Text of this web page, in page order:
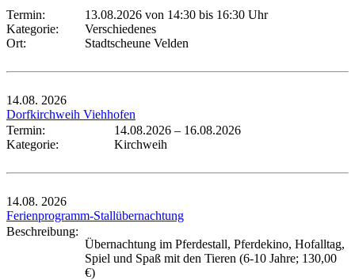
Termin: 13.08.2026 von 14:30 bis 16:30 Uhr
Kategorie:
Verschiedenes
Ort:
Stadtscheune Velden
14.08. 2026
Dorfkirchweih Viehhofen
Termin:
14.08.2026 – 16.08.2026
Kategorie:
Kirchweih
14.08. 2026
Ferienprogramm-Stallübernachtung
Beschreibung:
Übernachtung im Pferdestall, Pferdekino, Hofalltag,
Spiel und Spaß mit den Tieren (6-10 Jahre; 130,00
€)